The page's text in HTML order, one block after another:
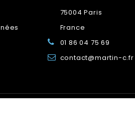
75004 Paris
France
01 86 04 75 69
contact@martin-c.fr